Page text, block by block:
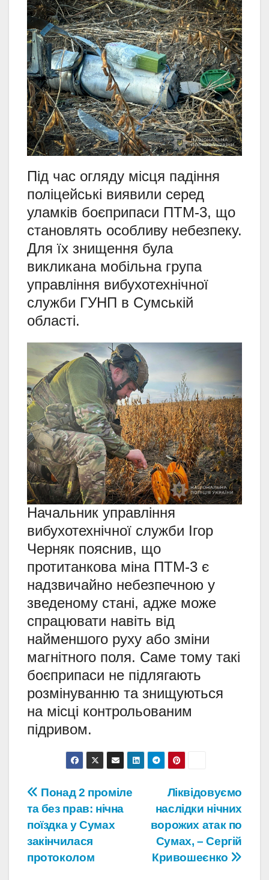
Під час огляду місця падіння
поліцейські виявили серед
уламків боєприпаси ПТМ-3, що
становлять особливу небезпеку.
Для їх знищення була
викликана мобільна група
управління вибухотехнічної
служби ГУНП в Сумській
області.
Начальник управління
вибухотехнічної служби Ігор
Черняк пояснив, що
протитанкова міна ПТМ-3 є
надзвичайно небезпечною у
зведеному стані, адже може
спрацювати навіть від
найменшого руху або зміни
магнітного поля. Саме тому такі
боєприпаси не підлягають
розмінуванню та знищуються
на місці контрольованим
підривом.
Навігація
записів
Ліквідовуємо
наслідки нічних
ворожих атак по
Сумах, – Сергій
Кривошеєнко
Понад 2 проміле
та без прав: нічна
поїздка у Сумах
закінчилася
протоколом